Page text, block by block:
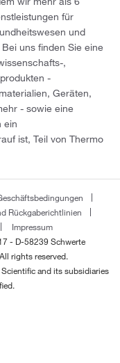
für
und
uns finden Sie eine
,
-
Geräten,
- sowie eine
ein
ist, Teil von Thermo
Rückgaberichtlinien
Impressum
- D-58239 Schwerte
rights reserved.
and its subsidiaries